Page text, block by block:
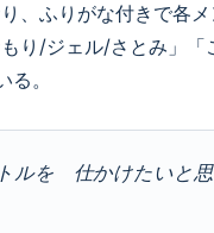
、ふりがな付きで各
り/ジェル/さとみ」「
。
ルを 仕かけたいと